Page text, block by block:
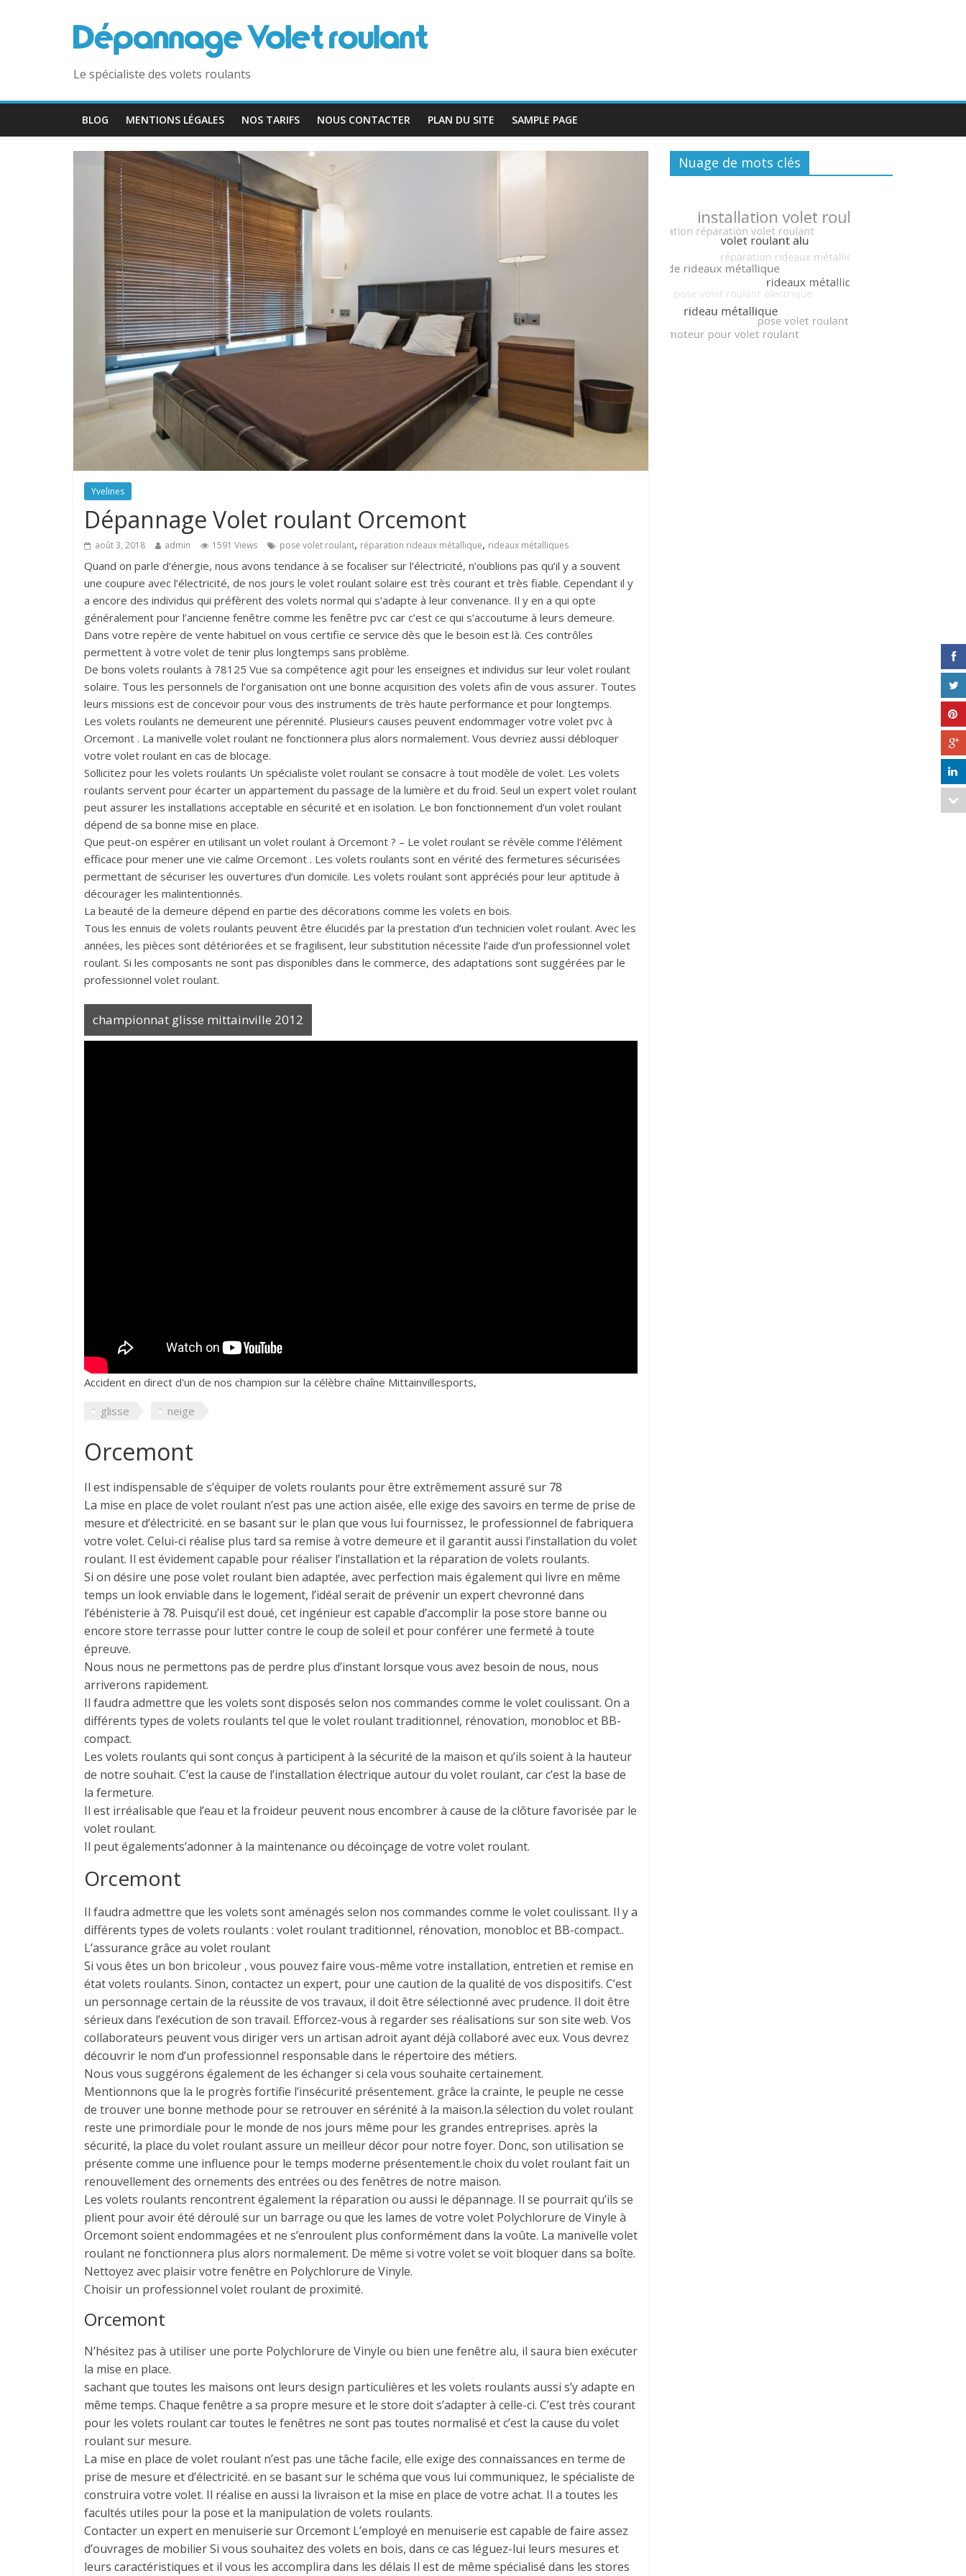
Le spécialiste des volets roulants
BLOG MENTIONS LÉGALES NOS TARIFS NOUS CONTACTER PLAN DU SITE SAMPLE PAGE
Yvelines
Dépannage Volet roulant Orcemont
août 3, 2018 admin 1591 Views pose volet roulant, réparation rideaux métallique, rideaux métalliques
Quand on parle d’énergie, nous avons tendance à se focaliser sur l’électricité, n’oublions pas qu’il y a souvent
une coupure avec l’électricité, de nos jours le volet roulant solaire est très courant et très fiable. Cependant il y
a encore des individus qui préfèrent des volets normal qui s’adapte à leur convenance. Il y en a qui opte
généralement pour l’ancienne fenêtre comme les fenêtre pvc car c’est ce qui s’accoutume à leurs demeure.
Dans votre repère de vente habituel on vous certifie ce service dès que le besoin est là. Ces contrôles
permettent à votre volet de tenir plus longtemps sans problème.
De bons volets roulants à 78125 Vue sa compétence agit pour les enseignes et individus sur leur volet roulant
solaire. Tous les personnels de l’organisation ont une bonne acquisition des volets afin de vous assurer. Toutes
leurs missions est de concevoir pour vous des instruments de très haute performance et pour longtemps.
Les volets roulants ne demeurent une pérennité. Plusieurs causes peuvent endommager votre volet pvc à
Orcemont . La manivelle volet roulant ne fonctionnera plus alors normalement. Vous devriez aussi débloquer
votre volet roulant en cas de blocage.
Sollicitez pour les volets roulants Un spécialiste volet roulant se consacre à tout modèle de volet. Les volets
roulants servent pour écarter un appartement du passage de la lumière et du froid. Seul un expert volet roulant
peut assurer les installations acceptable en sécurité et en isolation. Le bon fonctionnement d’un volet roulant
dépend de sa bonne mise en place.
Que peut-on espérer en utilisant un volet roulant à Orcemont ? – Le volet roulant se révèle comme l’élément
efficace pour mener une vie calme Orcemont . Les volets roulants sont en vérité des fermetures sécurisées
permettant de sécuriser les ouvertures d’un domicile. Les volets roulant sont appréciés pour leur aptitude à
décourager les malintentionnés.
La beauté de la demeure dépend en partie des décorations comme les volets en bois.
Tous les ennuis de volets roulants peuvent être élucidés par la prestation d’un technicien volet roulant. Avec les
années, les pièces sont détériorées et se fragilisent, leur substitution nécessite l’aide d’un professionnel volet
roulant. Si les composants ne sont pas disponibles dans le commerce, des adaptations sont suggérées par le
professionnel volet roulant.
championnat glisse mittainville 2012
Accident en direct d'un de nos champion sur la célèbre chaîne Mittainvillesports,
glisse
neige
Orcemont
Il est indispensable de s’équiper de volets roulants pour être extrêmement assuré sur 78
La mise en place de volet roulant n’est pas une action aisée, elle exige des savoirs en terme de prise de
mesure et d’électricité. en se basant sur le plan que vous lui fournissez, le professionnel de fabriquera
votre volet. Celui-ci réalise plus tard sa remise à votre demeure et il garantit aussi l’installation du volet
roulant. Il est évidement capable pour réaliser l’installation et la réparation de volets roulants.
Si on désire une pose volet roulant bien adaptée, avec perfection mais également qui livre en même
temps un look enviable dans le logement, l’idéal serait de prévenir un expert chevronné dans
l’ébénisterie à 78. Puisqu’il est doué, cet ingénieur est capable d’accomplir la pose store banne ou
encore store terrasse pour lutter contre le coup de soleil et pour conférer une fermeté à toute
épreuve.
Nous nous ne permettons pas de perdre plus d’instant lorsque vous avez besoin de nous, nous
arriverons rapidement.
Il faudra admettre que les volets sont disposés selon nos commandes comme le volet coulissant. On a
différents types de volets roulants tel que le volet roulant traditionnel, rénovation, monobloc et BB-
compact.
Les volets roulants qui sont conçus à participent à la sécurité de la maison et qu’ils soient à la hauteur
de notre souhait. C’est la cause de l’installation électrique autour du volet roulant, car c’est la base de
la fermeture.
Il est irréalisable que l’eau et la froideur peuvent nous encombrer à cause de la clôture favorisée par le
volet roulant.
Il peut égalements’adonner à la maintenance ou décoinçage de votre volet roulant.
Orcemont
Il faudra admettre que les volets sont aménagés selon nos commandes comme le volet coulissant. Il y a
différents types de volets roulants : volet roulant traditionnel, rénovation, monobloc et BB-compact..
L’assurance grâce au volet roulant
Si vous êtes un bon bricoleur , vous pouvez faire vous-même votre installation, entretien et remise en
état volets roulants. Sinon, contactez un expert, pour une caution de la qualité de vos dispositifs. C’est
un personnage certain de la réussite de vos travaux, il doit être sélectionné avec prudence. Il doit être
sérieux dans l’exécution de son travail. Efforcez-vous à regarder ses réalisations sur son site web. Vos
collaborateurs peuvent vous diriger vers un artisan adroit ayant déjà collaboré avec eux. Vous devrez
découvrir le nom d’un professionnel responsable dans le répertoire des métiers.
Nous vous suggérons également de les échanger si cela vous souhaite certainement.
Mentionnons que la le progrès fortifie l’insécurité présentement. grâce la crainte, le peuple ne cesse
de trouver une bonne methode pour se retrouver en sérénité à la maison.la sélection du volet roulant
reste une primordiale pour le monde de nos jours même pour les grandes entreprises. après la
sécurité, la place du volet roulant assure un meilleur décor pour notre foyer. Donc, son utilisation se
présente comme une influence pour le temps moderne présentement.le choix du volet roulant fait un
renouvellement des ornements des entrées ou des fenêtres de notre maison.
Les volets roulants rencontrent également la réparation ou aussi le dépannage. Il se pourrait qu’ils se
plient pour avoir été déroulé sur un barrage ou que les lames de votre volet Polychlorure de Vinyle à
Orcemont soient endommagées et ne s’enroulent plus conformément dans la voûte. La manivelle volet
roulant ne fonctionnera plus alors normalement. De même si votre volet se voit bloquer dans sa boîte.
Nettoyez avec plaisir votre fenêtre en Polychlorure de Vinyle.
Choisir un professionnel volet roulant de proximité.
Orcemont
N’hésitez pas à utiliser une porte Polychlorure de Vinyle ou bien une fenêtre alu, il saura bien exécuter
la mise en place.
sachant que toutes les maisons ont leurs design particulières et les volets roulants aussi s’y adapte en
même temps. Chaque fenêtre a sa propre mesure et le store doit s’adapter à celle-ci. C’est très courant
pour les volets roulant car toutes le fenêtres ne sont pas toutes normalisé et c’est la cause du volet
roulant sur mesure.
La mise en place de volet roulant n’est pas une tâche facile, elle exige des connaissances en terme de
prise de mesure et d’électricité. en se basant sur le schéma que vous lui communiquez, le spécialiste de
construira votre volet. Il réalise en aussi la livraison et la mise en place de votre achat. Il a toutes les
facultés utiles pour la pose et la manipulation de volets roulants.
Contacter un expert en menuiserie sur Orcemont L’employé en menuiserie est capable de faire assez
d’ouvrages de mobilier Si vous souhaitez des volets en bois, dans ce cas léguez-lui leurs mesures et
leurs caractéristiques et il vous les accomplira dans les délais Il est de même spécialisé dans les stores
Nuage de mots clés